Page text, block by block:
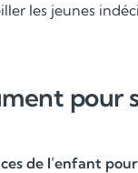
les jeunes
pour
de l’enfant